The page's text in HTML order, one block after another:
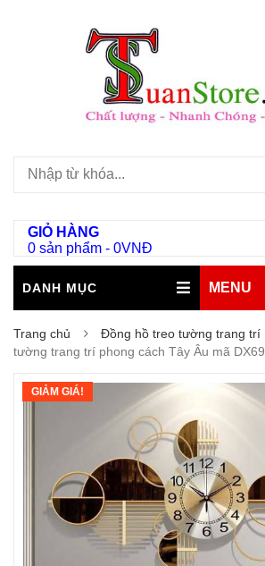
GIỎ HÀNG
0 sản phẩm - 0VNĐ
DANH MỤC MENU
Trang chủ Đồng hồ treo tường trang trí
tường trang trí phong cách Tây Âu mã DX69
GIẢM GIÁ!